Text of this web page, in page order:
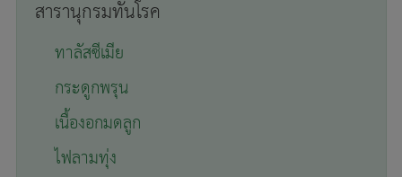
สารานุกรมทันโรค
ทาลัสซีเมีย
กระดูกพรุน
เนื้องอกมดลูก
ไฟลามทุ่ง